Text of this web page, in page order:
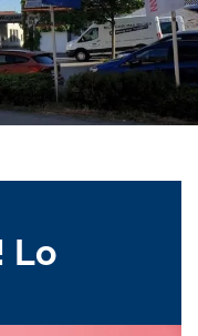
Lo